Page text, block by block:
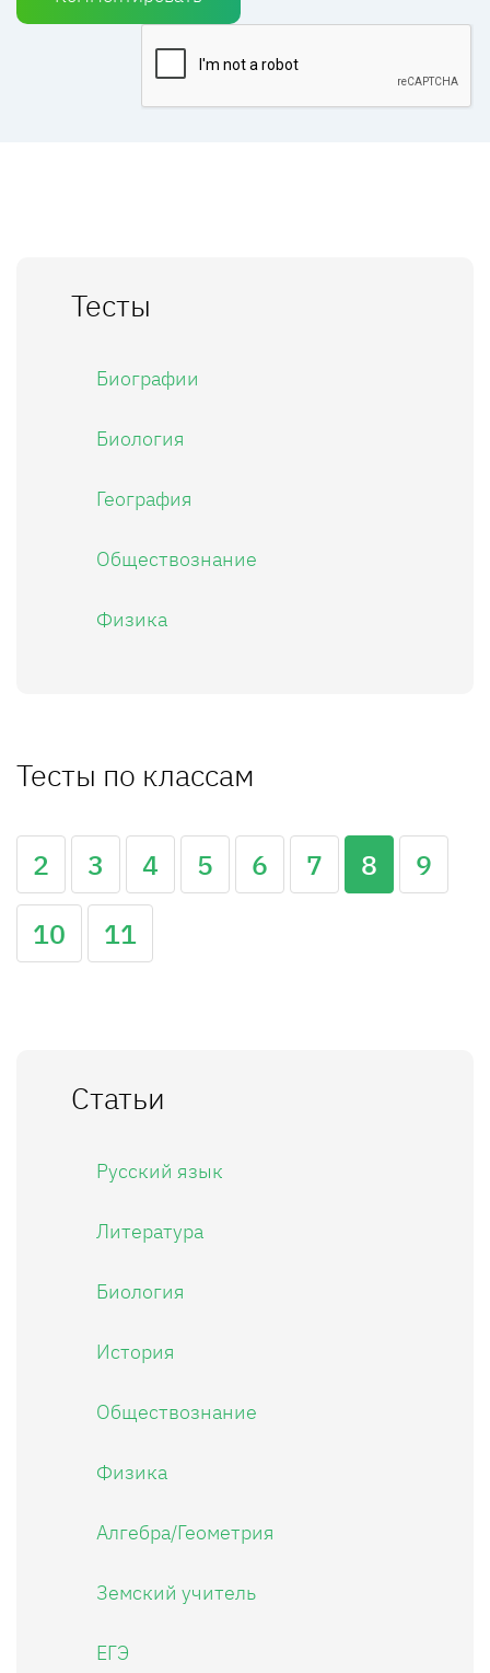
Тесты
Биографии
Биология
География
Обществознание
Физика
Тесты по классам
2 3 4 5 6 7 8
9
10
11
Статьи
Русский язык
Литература
Биология
История
Обществознание
Физика
Алгебра/Геометрия
Земский учитель
ЕГЭ